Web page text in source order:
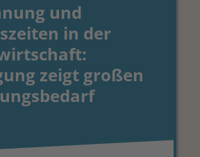
und
in der
zeigt großen